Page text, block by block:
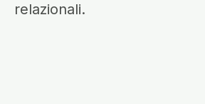
relazionali.